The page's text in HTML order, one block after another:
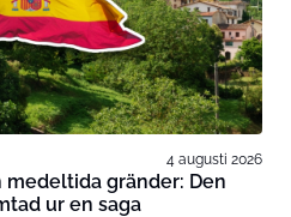
4 augusti 2026
gränder: Den
ur en saga